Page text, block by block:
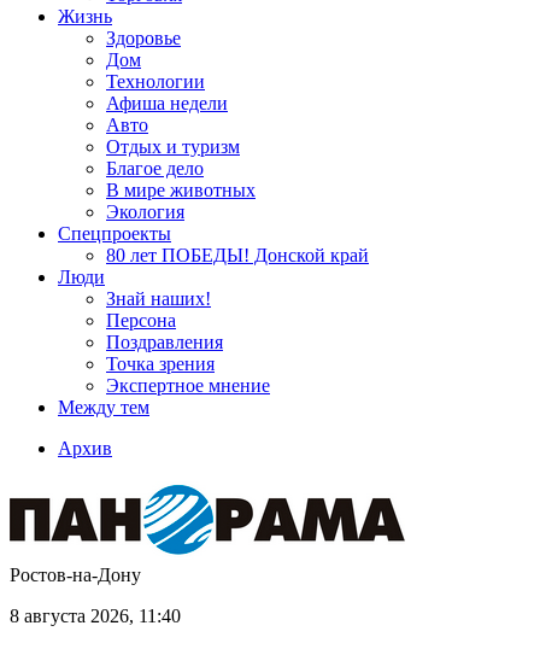
Жизнь
Здоровье
Дом
Технологии
Афиша недели
Авто
Отдых и туризм
Благое дело
В мире животных
Экология
Спецпроекты
80 лет ПОБЕДЫ! Донской край
Люди
Знай наших!
Персона
Поздравления
Точка зрения
Экспертное мнение
Между тем
Архив
Ростов-на-Дону
8 августа 2026, 11:40